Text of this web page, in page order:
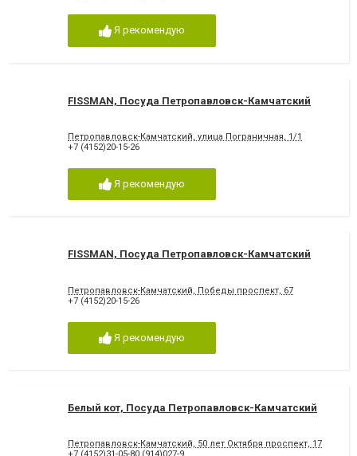
Я рекомендую
FISSMAN, Посуда Петропавловск-Камчатский
Петропавловск-Камчатский, улица Пограничная, 1/1
+7 (4152)20-15-26
Я рекомендую
FISSMAN, Посуда Петропавловск-Камчатский
Петропавловск-Камчатский, Победы проспект, 67
+7 (4152)20-15-26
Я рекомендую
Белый кот, Посуда Петропавловск-Камчатский
Петропавловск-Камчатский, 50 лет Октября проспект, 17